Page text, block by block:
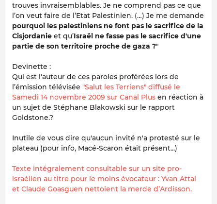
trouves invraisemblables. Je ne comprend pas ce que
l’on veut faire de l’Etat Palestinien. (…) Je me demande
pourquoi les palestiniens ne font pas le sacrifice de la
Cisjordanie et qu’Israël ne fasse pas le sacrifice d'une
partie de son territoire proche de gaza ?"
Devinette :
Qui est l'auteur de ces paroles proférées lors de
l’émission télévisée "Salut les Terriens" diffusé le
Samedi 14 novembre 2009 sur Canal Plus en réaction à
un sujet de Stéphane Blakowski sur le rapport
Goldstone.?
Inutile de vous dire qu'aucun invité n'a protesté sur le
plateau (pour info, Macé-Scaron était présent...)
Texte intégralement consultable sur un site pro-
israélien au titre pour le moins évocateur : Yvan Attal
et Claude Goasguen nettoient la merde d’Ardisson.